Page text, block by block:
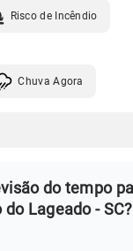
Risco de Incêndio
Chuva Agora
do tempo
do Lageado - SC?